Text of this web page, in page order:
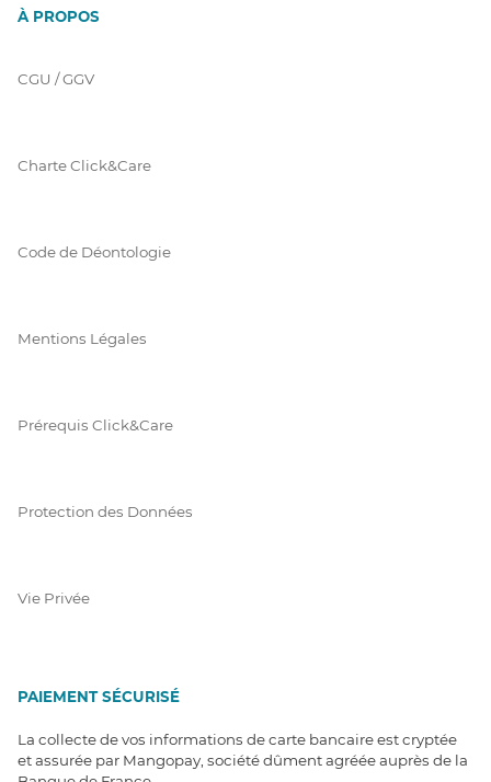
À PROPOS
CGU / GGV
Charte Click&Care
Code de Déontologie
Mentions Légales
Prérequis Click&Care
Protection des Données
Vie Privée
PAIEMENT SÉCURISÉ
La collecte de vos informations de carte bancaire est cryptée
et assurée par Mangopay, société dûment agréée auprès de la